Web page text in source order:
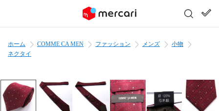
ホーム COMME CA MEN ファッション メンズ
小物
ネクタイ